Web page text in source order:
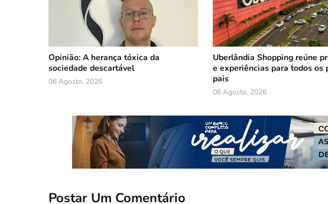
Opinião: A herança tóxica da
sociedade descartável
06 Agosto, 2026
Uberlândia Shopping reúne
e experiências para todos os
pais
06 Agosto, 2026
Postar Um Comentário